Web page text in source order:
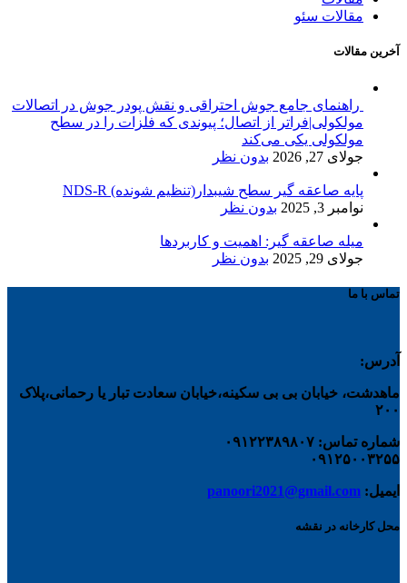
مقالات سئو
آخرین مقالات
راهنمای جامع جوش احتراقی و نقش پودر جوش در اتصالات
مولکولی|فراتر از اتصال؛ پیوندی که فلزات را در سطح
مولکولی یکی می‌کند
جولای 27, 2026
بدون نظر
پایه صاعقه گیر سطح شیبدار(تنظیم شونده) NDS-R
نوامبر 3, 2025
بدون نظر
میله صاعقه گیر: اهمیت و کاربردها
جولای 29, 2025
بدون نظر
تماس با ما
آدرس:
ماهدشت، خیابان بی بی سکینه،خیابان سعادت تبار یا رحمانی،پلاک
۲۰۰
شماره تماس: ۰۹۱۲۲۳۸۹۸۰۷
۰۹۱۲۵۰۰۳۲۵۵
ایمیل: panoori2021@gmail.com
محل کارخانه در نقشه